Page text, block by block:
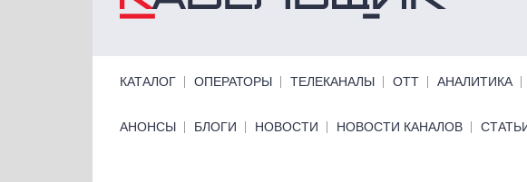
КАТАЛОГ ОПЕРАТОРЫ ТЕЛЕКАНАЛЫ ОТТ АНАЛИТИКА
Primary links bottom
АНОНСЫ БЛОГИ НОВОСТИ НОВОСТИ КАНАЛОВ